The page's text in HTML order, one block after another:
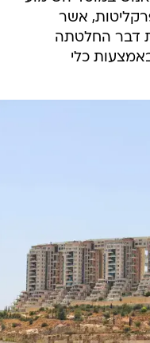
אשר
דבר החלטתה
באמצעות כלי